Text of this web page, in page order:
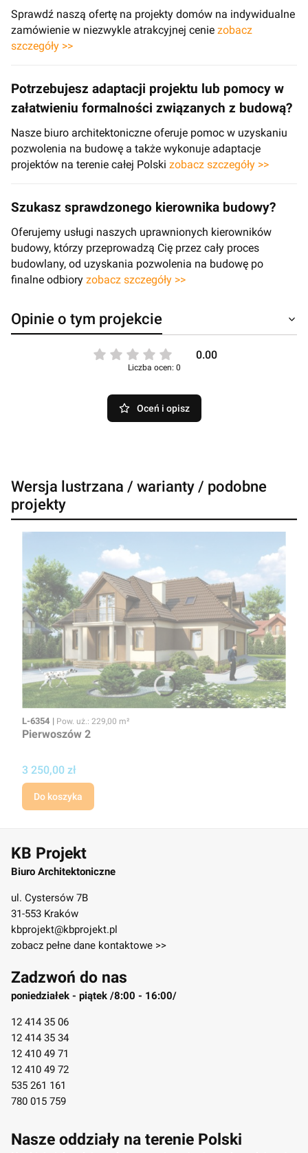
Sprawdź naszą ofertę na projekty domów na indywidualne
zamówienie w niezwykle atrakcyjnej cenie zobacz
szczegóły >>
Potrzebujesz adaptacji projektu lub pomocy w
załatwieniu formalności związanych z budową?
Nasze biuro architektoniczne oferuje pomoc w uzyskaniu
pozwolenia na budowę a także wykonuje adaptacje
projektów na terenie całej Polski zobacz szczegóły >>
Szukasz sprawdzonego kierownika budowy?
Oferujemy usługi naszych uprawnionych kierowników
budowy, którzy przeprowadzą Cię przez cały proces
budowlany, od uzyskania pozwolenia na budowę po
finalne odbiory zobacz szczegóły >>
Opinie o tym projekcie
0.00
Liczba ocen: 0
Oceń i opisz
Wersja lustrzana / warianty / podobne
projekty
Kod
L-6354 Powierzchnia użytkowa
Pow. uż.: 229,00 m²
Pierwoszów 2
Cena
3 250,00 zł
Do koszyka
KB Projekt
Biuro Architektoniczne
ul. Cystersów 7B
31-553 Kraków
kbprojekt@kbprojekt.pl
zobacz pełne dane kontaktowe >>
Zadzwoń do nas
poniedziałek - piątek /8:00 - 16:00/
12 414 35 06
12 414 35 34
12 410 49 71
12 410 49 72
535 261 161
780 015 759
Nasze oddziały na terenie Polski